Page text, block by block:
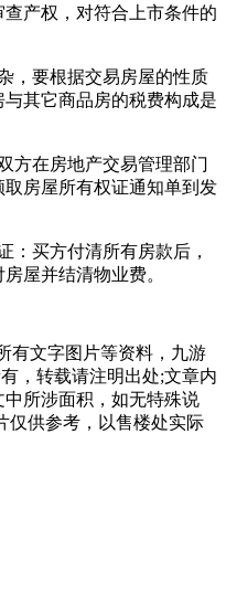
产权，对符合上市条件的
，要根据交易房屋的性质
其它商品房的税费构成是
方在房地产交易管理部门
房屋所有权证通知单到发
：买方付清所有房款后，
屋并结清物业费。
有文字图片等资料，九游
，转载请注明出处;文章内
所涉面积，如无特殊说
仅供参考，以售楼处实际